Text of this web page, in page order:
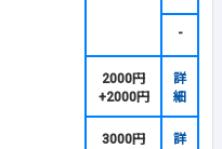
-
2000円
+2000円
詳
細
3000円
詳